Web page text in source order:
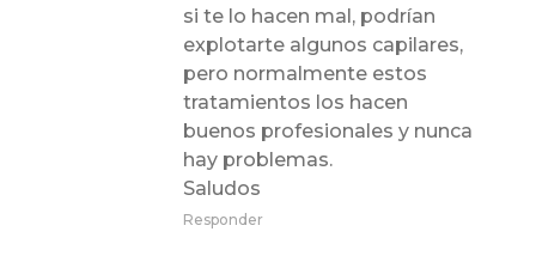
si te lo hacen mal, podrían
explotarte algunos capilares,
pero normalmente estos
tratamientos los hacen
buenos profesionales y nunca
hay problemas.
Saludos
Responder